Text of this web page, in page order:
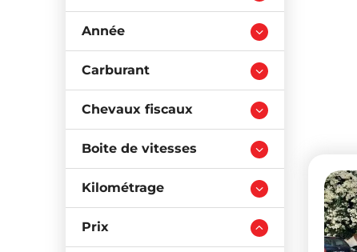
Année
Carburant
Chevaux fiscaux
Boite de vitesses
Kilométrage
Prix